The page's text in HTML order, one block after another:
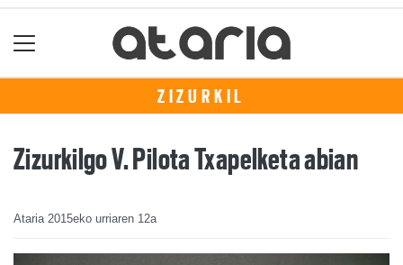
ZIZURKIL
Zizurkilgo V. Pilota Txapelketa abian
Ataria 2015eko urriaren 12a